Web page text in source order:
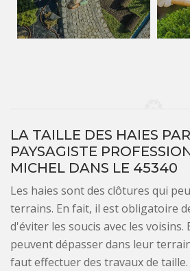
LA TAILLE DES HAIES
PAYSAGISTE
MICHEL DANS LE 45340
Les haies sont des clôtures qui
terrains. En fait, il est obligatoire
d'éviter les soucis avec les voisins.
peuvent dépasser dans leur
faut effectuer des travaux de